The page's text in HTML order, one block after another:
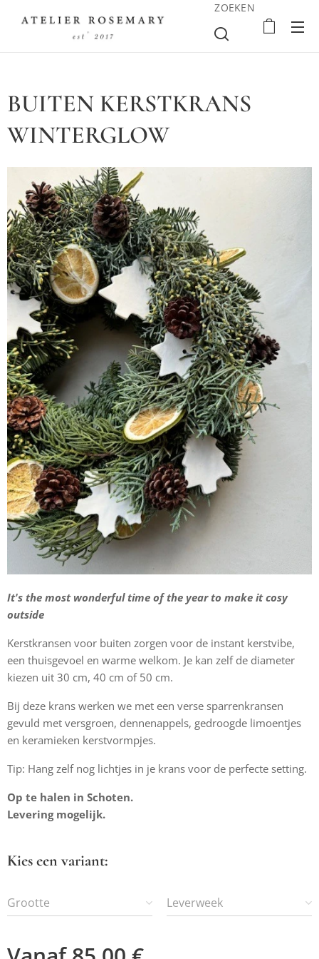
ZOEKEN
BUITEN KERSTKRANS
WINTERGLOW
It's the most wonderful time of the year to make it cosy
outside
Kerstkransen voor buiten zorgen voor de instant kerstvibe,
een thuisgevoel en warme welkom. Je kan zelf de diameter
kiezen uit 30 cm, 40 cm of 50 cm.
Bij deze krans werken we met een verse sparrenkransen
gevuld met versgroen, dennenappels, gedroogde limoentjes
en keramieken kerstvormpjes.
Tip: Hang zelf nog lichtjes in je krans voor de perfecte setting.
Op te halen in Schoten.
Levering mogelijk.
Kies een variant:
Grootte Leverweek